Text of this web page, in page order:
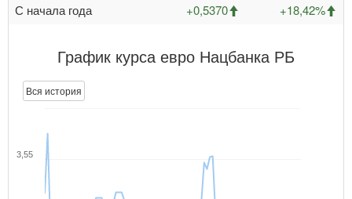
С начала года
+0,5370 +18,42%
График курса евро Нацбанка РБ
Вся история
3,55